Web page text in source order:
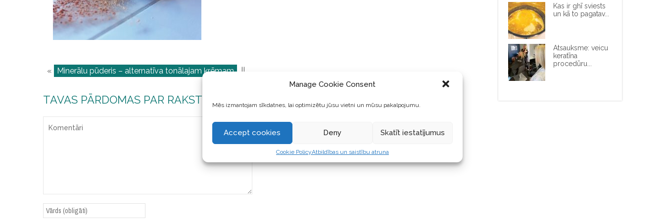
Manage Cookie Consent
Mēs izmantojam sīkdatnes, lai optimizētu jūsu vietni un mūsu pakalpojumu.
Accept cookies Deny Skatīt iestatījumus
Cookie PolicyAtbildības un saistību atruna
« Minerālu pūderis – alternatīva tonālajam krēmam ||
TAVAS PĀRDOMAS PAR RAKSTU
Kas ir ghī sviests
un kā to pagatav...
Atsauksme: veicu
keratīna
procedūru...